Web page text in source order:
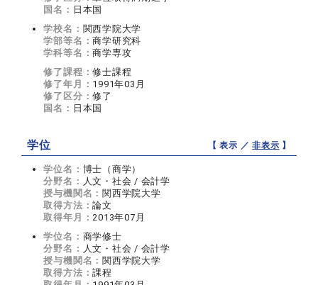
国名： 日本国
学校名： 関西学院大学
学部等名：商学研究科
学科等名：商学専攻
修了課程：修士課程
修了年月： 1991年03月
修了区分：修了
国名： 日本国
学位 【 表示 ／非表示 】
学位名： 博士（商学）
分野名： 人文・社会 / 会計学
授与機関名： 関西学院大学
取得方法：論文
取得年月：2013年07月
学位名： 商学修士
分野名： 人文・社会 / 会計学
授与機関名： 関西学院大学
取得方法：課程